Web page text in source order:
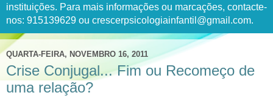
instituições. Para mais informações ou marcações, contacte-
nos: 915139629 ou crescerpsicologiainfantil@gmail.com.
QUARTA-FEIRA, NOVEMBRO 16, 2011
Crise Conjugal... Fim ou Recomeço de
uma relação?